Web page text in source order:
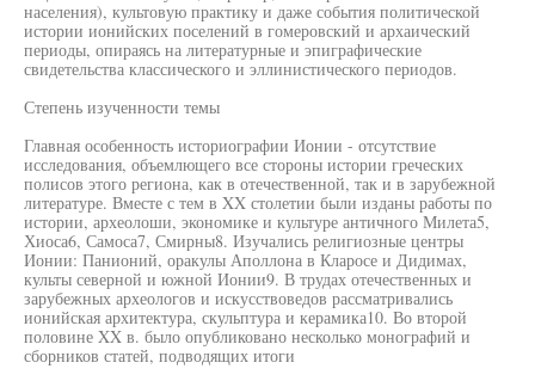
населения), культовую практику и даже события политической
истории ионийских поселений в гомеровский и архаический
периоды, опираясь на литературные и эпиграфические
свидетельства классического и эллинистического периодов.
Степень изученности темы
Главная особенность историографии Ионии - отсутствие
исследования, объемлющего все стороны истории греческих
полисов этого региона, как в отечественной, так и в зарубежной
литературе. Вместе с тем в XX столетии были изданы работы по
истории, археолоши, экономике и культуре античного Милета5,
Хиоса6, Самоса7, Смирны8. Изучались религиозные центры
Ионии: Панионий, оракулы Аполлона в Кларосе и Дидимах,
культы северной и южной Ионии9. В трудах отечественных и
зарубежных археологов и искусствоведов рассматривались
ионийская архитектура, скульптура и керамика10. Во второй
половине XX в. было опубликовано несколько монографий и
сборников статей, подводящих итоги